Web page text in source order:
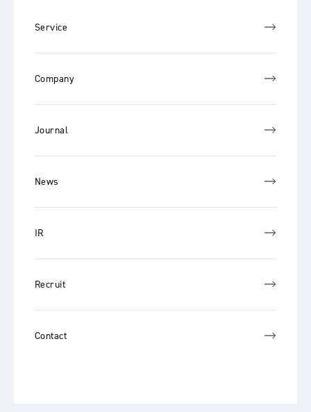
Service
Company
Journal
News
IR
Recruit
Contact